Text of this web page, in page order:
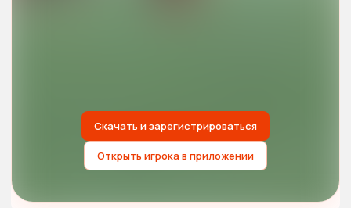
Скачать и зарегистрироваться
Открыть игрока в приложении